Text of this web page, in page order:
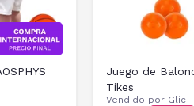
Juego de
Tikes
Vendido por Glic